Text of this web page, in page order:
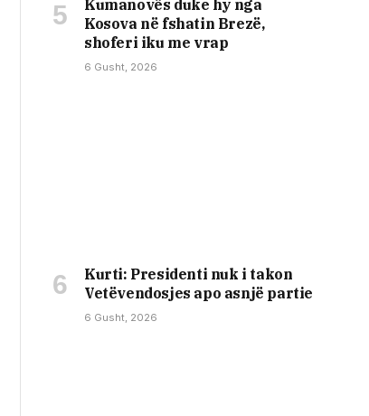
Kumanovës duke hy nga
Kosova në fshatin Brezë,
shoferi iku me vrap
6 Gusht, 2026
Kurti: Presidenti nuk i takon
Vetëvendosjes apo asnjë partie
6 Gusht, 2026